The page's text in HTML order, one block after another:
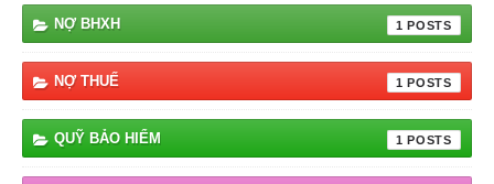
NỢ BHXH 1
NỢ THUẾ 1
QUỸ BẢO HIỂM 1